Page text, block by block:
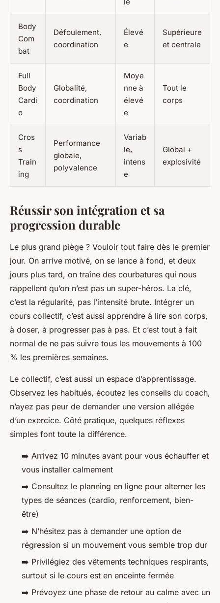
Body
Com
bat
Défoulement,
coordination
Élevé
e
Supérieure
et centrale
Full
Body
Cardi
o
Globalité,
coordination
Moye
nne à
élevé
e
Tout le
corps
Cros
s
Train
ing
Performance
globale,
polyvalence
Variab
le,
intens
e
Global +
explosivité
Réussir son intégration et sa
progression durable
Le plus grand piège ? Vouloir tout faire dès le premier
jour. On arrive motivé, on se lance à fond, et deux
jours plus tard, on traîne des courbatures qui nous
rappellent qu’on n’est pas un super-héros. La clé,
c’est la régularité, pas l’intensité brute. Intégrer un
cours collectif, c’est aussi apprendre à lire son corps,
à doser, à progresser pas à pas. Et c’est tout à fait
normal de ne pas suivre tous les mouvements à 100
% les premières semaines.
Le collectif, c’est aussi un espace d’apprentissage.
Observez les habitués, écoutez les conseils du coach,
n’ayez pas peur de demander une version allégée
d’un exercice. Côté pratique, quelques réflexes
simples font toute la différence.
➡️ Arrivez 10 minutes avant pour vous échauffer et
vous installer calmement
➡️ Consultez le planning en ligne pour alterner les
types de séances (cardio, renforcement, bien-
être)
➡️ N’hésitez pas à demander une option de
régression si un mouvement vous semble trop dur
➡️ Privilégiez des vêtements techniques respirants,
surtout si le cours est en enceinte fermée
➡️ Prévoyez une phase de retour au calme avec un